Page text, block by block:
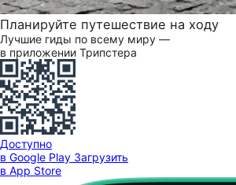
Планируйте путешествие на ходу
Лучшие гиды по всему миру —
в приложении Трипстера
Доступно
в Google Play Загрузить
в App Store